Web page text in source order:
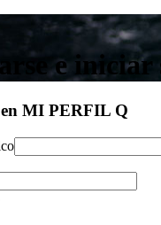
e iniciar
en MI PERFIL Q